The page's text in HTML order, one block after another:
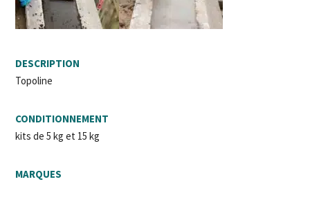
DESCRIPTION
Topoline
CONDITIONNEMENT
kits de 5 kg et 15 kg
MARQUES